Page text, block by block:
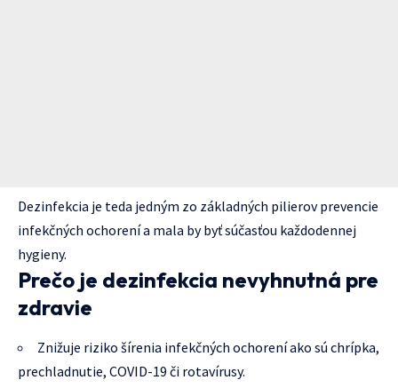
Dezinfekcia je teda jedným zo základných pilierov prevencie
infekčných ochorení a mala by byť súčasťou každodennej
hygieny.
Prečo je dezinfekcia nevyhnutná pre
zdravie
Znižuje riziko šírenia infekčných ochorení ako sú chrípka,
prechladnutie, COVID-19 či rotavírusy.